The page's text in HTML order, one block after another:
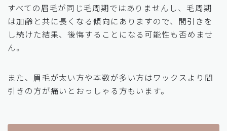
すべての眉毛が同じ毛周期ではありませんし、毛周期
は加齢と共に長くなる傾向にありますので、間引きを
し続けた結果、後悔することになる可能性も否めませ
ん。
また、眉毛が太い方や本数が多い方はワックスより間
引きの方が痛いとおっしゃる方もいます。